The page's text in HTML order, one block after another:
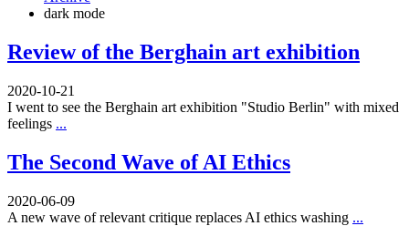
dark mode
Review of the Berghain art exhibition
2020-10-21
I went to see the Berghain art exhibition "Studio Berlin" with mixed
feelings ...
The Second Wave of AI Ethics
2020-06-09
A new wave of relevant critique replaces AI ethics washing ...